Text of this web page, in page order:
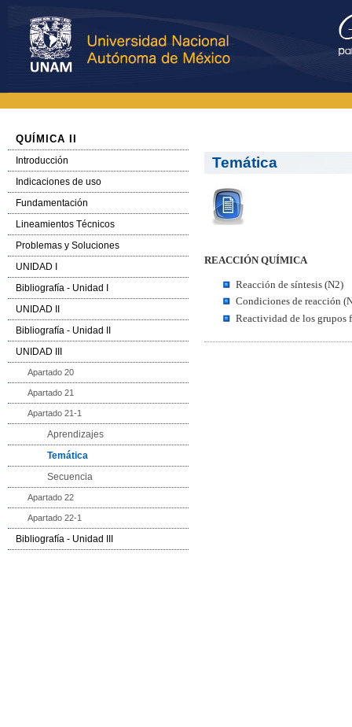
QUÍMICA II
Introducción
Indicaciones de uso
Fundamentación
Lineamientos Técnicos
Problemas y Soluciones
UNIDAD I
Bibliografía - Unidad I
UNIDAD II
Bibliografía - Unidad II
UNIDAD III
Apartado 20
Apartado 21
Apartado 21-1
Aprendizajes
Temática
Secuencia
Apartado 22
Apartado 22-1
Bibliografía - Unidad III
Temática
REACCIÓN QUÍMICA
Reacción de síntesis (N2)
Condiciones de reacción
Reactividad de los grupos